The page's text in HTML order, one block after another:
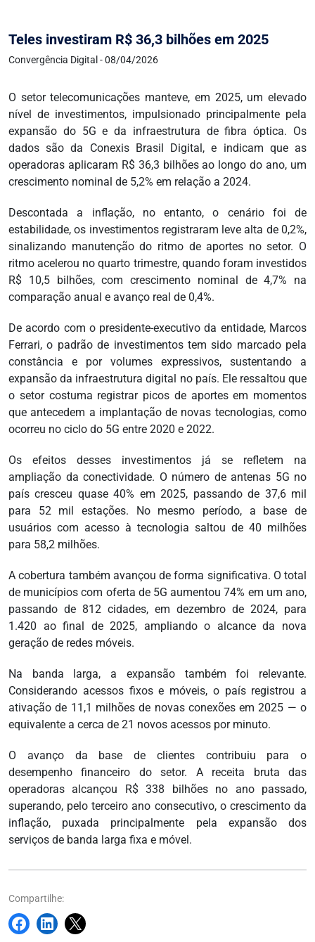
Teles investiram R$ 36,3 bilhões em 2025
Convergência Digital - 08/04/2026
O setor telecomunicações manteve, em 2025, um elevado
nível de investimentos, impulsionado principalmente pela
expansão do 5G e da infraestrutura de fibra óptica. Os
dados são da Conexis Brasil Digital, e indicam que as
operadoras aplicaram R$ 36,3 bilhões ao longo do ano, um
crescimento nominal de 5,2% em relação a 2024.
Descontada a inflação, no entanto, o cenário foi de
estabilidade, os investimentos registraram leve alta de 0,2%,
sinalizando manutenção do ritmo de aportes no setor. O
ritmo acelerou no quarto trimestre, quando foram investidos
R$ 10,5 bilhões, com crescimento nominal de 4,7% na
comparação anual e avanço real de 0,4%.
De acordo com o presidente-executivo da entidade, Marcos
Ferrari, o padrão de investimentos tem sido marcado pela
constância e por volumes expressivos, sustentando a
expansão da infraestrutura digital no país. Ele ressaltou que
o setor costuma registrar picos de aportes em momentos
que antecedem a implantação de novas tecnologias, como
ocorreu no ciclo do 5G entre 2020 e 2022.
Os efeitos desses investimentos já se refletem na
ampliação da conectividade. O número de antenas 5G no
país cresceu quase 40% em 2025, passando de 37,6 mil
para 52 mil estações. No mesmo período, a base de
usuários com acesso à tecnologia saltou de 40 milhões
para 58,2 milhões.
A cobertura também avançou de forma significativa. O total
de municípios com oferta de 5G aumentou 74% em um ano,
passando de 812 cidades, em dezembro de 2024, para
1.420 ao final de 2025, ampliando o alcance da nova
geração de redes móveis.
Na banda larga, a expansão também foi relevante.
Considerando acessos fixos e móveis, o país registrou a
ativação de 11,1 milhões de novas conexões em 2025 — o
equivalente a cerca de 21 novos acessos por minuto.
O avanço da base de clientes contribuiu para o
desempenho financeiro do setor. A receita bruta das
operadoras alcançou R$ 338 bilhões no ano passado,
superando, pelo terceiro ano consecutivo, o crescimento da
inflação, puxada principalmente pela expansão dos
serviços de banda larga fixa e móvel.
Compartilhe: